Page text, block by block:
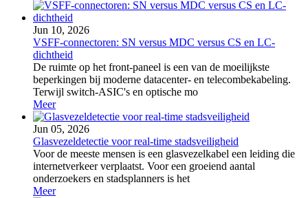
Jun 10, 2026
VSFF-connectoren: SN versus MDC versus CS en LC-
dichtheid
De ruimte op het front-paneel is een van de moeilijkste
beperkingen bij moderne datacenter- en telecombekabeling.
Terwijl switch-ASIC's en optische mo
Meer
Jun 05, 2026
Glasvezeldetectie voor real-time stadsveiligheid
Voor de meeste mensen is een glasvezelkabel een leiding die
internetverkeer verplaatst. Voor een groeiend aantal
onderzoekers en stadsplanners is het
Meer